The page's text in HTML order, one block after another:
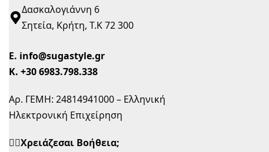
Δασκαλογιάννη 6
Σητεία, Κρήτη, Τ.Κ 72 300
Ε. info@sugastyle.gr
Κ. +30 6983.798.338
Αρ. ΓΕΜΗ: 24814941000 – Ελληνική
Ηλεκτρονική Επιχείρηση
🙋‍♀️Χρειάζεσαι Βοήθεια;